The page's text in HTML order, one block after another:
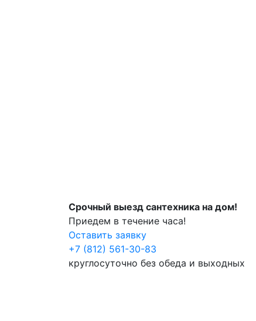
Срочный выезд сантехника на дом!
Приедем в течение часа!
Оставить заявку
+7 (812) 561-30-83
круглосуточно без обеда и выходных